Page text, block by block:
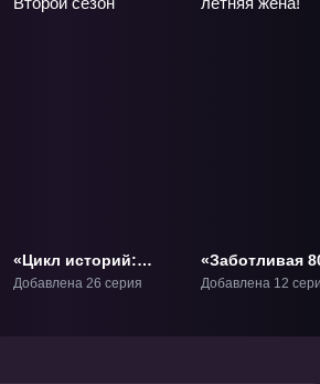
«Цикл историй:
Второй сезон» ТВ-2
Добавлена 26 серия
«Заботливая
летняя жена!»
Добавлена 12